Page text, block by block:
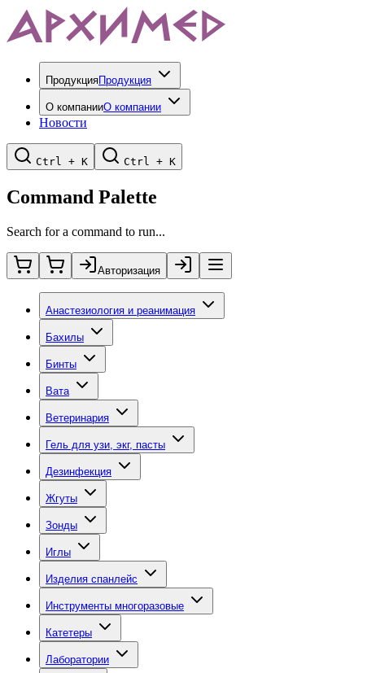
ПродукцияПродукция
О компанииО компании
Новости
Ctrl + K Ctrl + K
Command Palette
Search for a command to run...
Авторизация
Анастезиология и реанимация
Бахилы
Бинты
Вата
Ветеринария
Гель для узи, экг, пасты
Дезинфекция
Жгуты
Зонды
Иглы
Изделия спанлейс
Инструменты многоразовые
Катетеры
Лаборатории